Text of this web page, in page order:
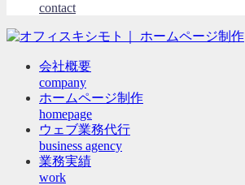
contact
会社概要
company
ホームページ制作
homepage
ウェブ業務代行
business agency
業務実績
work